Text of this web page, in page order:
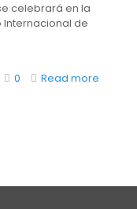
celebrará en la
Internacional de
0 Read more